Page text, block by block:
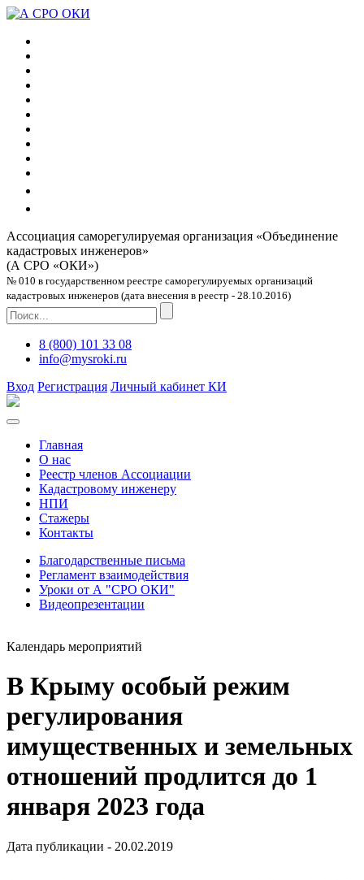
Ассоциация саморегулируемая организация «Объединение
кадастровых инженеров»
(А СРО «ОКИ»)
№ 010 в государственном реестре саморегулируемых организаций
кадастровых инженеров (дата внесения в реестр - 28.10.2016)
8 (800) 101 33 08
info@mysroki.ru
Вход Регистрация Личный кабинет КИ
Главная
О нас
Реестр членов Ассоциации
Кадастровому инженеру
НПИ
Стажеры
Контакты
Благодарственные письма
Регламент взаимодействия
Уроки от А "СРО ОКИ"
Видеопрезентации
Календарь мероприятий
В Крыму особый режим
регулирования
имущественных и земельных
отношений продлится до 1
января 2023 года
Дата публикации - 20.02.2019